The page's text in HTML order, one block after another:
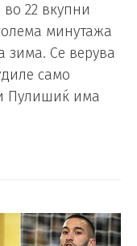
22 вкупни
минутажа
зима. Се верува
само
Пулишиќ има